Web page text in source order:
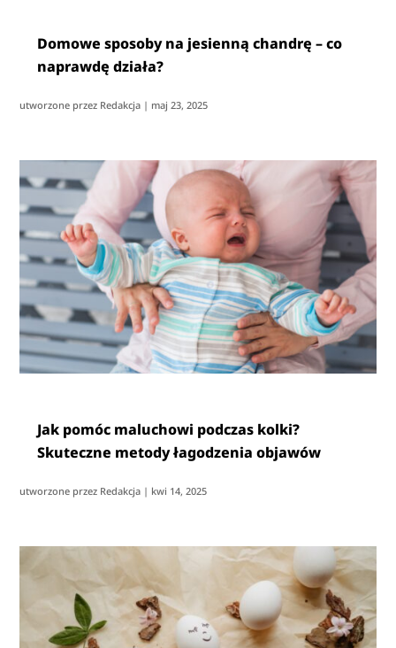
Domowe sposoby na jesienną chandrę – co
naprawdę działa?
utworzone przez Redakcja | maj 23, 2025
Jak pomóc maluchowi podczas kolki?
Skuteczne metody łagodzenia objawów
utworzone przez Redakcja | kwi 14, 2025